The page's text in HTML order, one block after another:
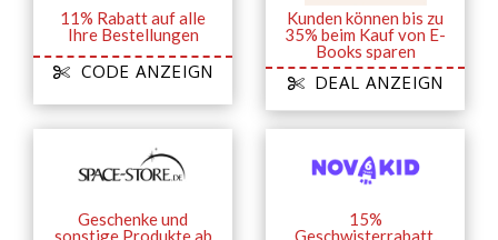
11% Rabatt auf alle
Ihre Bestellungen
CODE ANZEIGN
Kunden können bis zu
35% beim Kauf von E-
Books sparen
DEAL ANZEIGN
Geschenke und
sonstige Produkte ab
15%
Geschwisterrabatt,